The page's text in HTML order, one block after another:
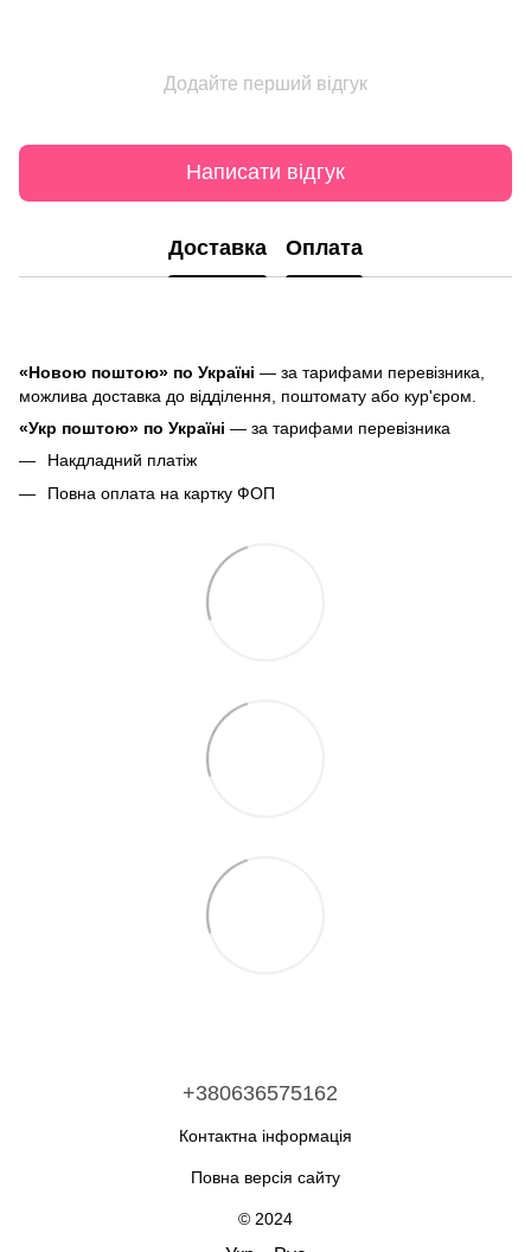
Додайте перший відгук
Написати відгук
Доставка Оплата
«Новою поштою» по Україні — за тарифами перевізника,
можлива доставка до відділення, поштомату або кур'єром.
«Укр поштою» по Україні — за тарифами перевізника
Накдладний платіж
Повна оплата на картку ФОП
+380636575162
Контактна інформація
Повна версія сайту
© 2024